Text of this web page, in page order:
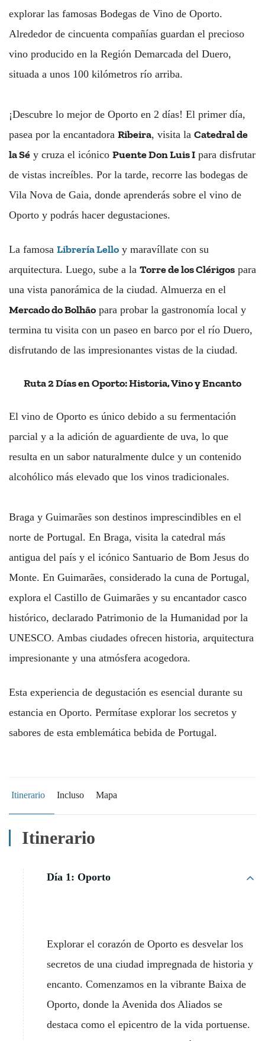
explorar las famosas Bodegas de Vino de Oporto.
Alrededor de cincuenta compañías guardan el precioso
vino producido en la Región Demarcada del Duero,
situada a unos 100 kilómetros río arriba.
¡Descubre lo mejor de Oporto en 2 días! El primer día,
pasea por la encantadora Ribeira, visita la Catedral de
la Sé y cruza el icónico Puente Don Luis I para disfrutar
de vistas increíbles. Por la tarde, recorre las bodegas de
Vila Nova de Gaia, donde aprenderás sobre el vino de
Oporto y podrás hacer degustaciones.
La famosa Librería Lello y maravíllate con su
arquitectura. Luego, sube a la Torre de los Clérigos para
una vista panorámica de la ciudad. Almuerza en el
Mercado do Bolhão para probar la gastronomía local y
termina tu visita con un paseo en barco por el río Duero,
disfrutando de las impresionantes vistas de la ciudad.
Ruta 2 Días en Oporto: Historia, Vino y Encanto
El vino de Oporto es único debido a su fermentación
parcial y a la adición de aguardiente de uva, lo que
resulta en un sabor naturalmente dulce y un contenido
alcohólico más elevado que los vinos tradicionales.
Braga y Guimarães son destinos imprescindibles en el
norte de Portugal. En Braga, visita la catedral más
antigua del país y el icónico Santuario de Bom Jesus do
Monte. En Guimarães, considerado la cuna de Portugal,
explora el Castillo de Guimarães y su encantador casco
histórico, declarado Patrimonio de la Humanidad por la
UNESCO. Ambas ciudades ofrecen historia, arquitectura
impresionante y una atmósfera acogedora.
Esta experiencia de degustación es esencial durante su
estancia en Oporto. Permítase explorar los secretos y
sabores de esta emblemática bebida de Portugal.
Itinerario Incluso Mapa
Itinerario
Día 1: Oporto
Explorar el corazón de Oporto es desvelar los
secretos de una ciudad impregnada de historia y
encanto. Comenzamos en la vibrante Baixa de
Oporto, donde la Avenida dos Aliados se
destaca como el epicentro de la vida portuense.